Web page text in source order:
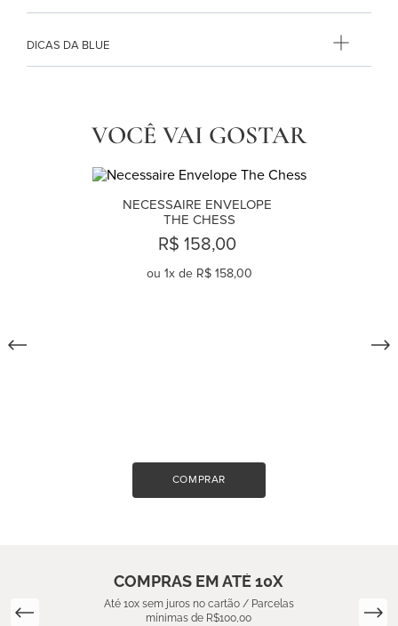
DICAS DA BLUE
VOCÊ VAI GOSTAR
NECESSAIRE ENVELOPE
THE CHESS
R$ 158,00
ou 1x de R$ 158,00
COMPRAR
COMPRAS EM ATÉ 10X
Até 10x sem juros no cartão / Parcelas
mínimas de R$100,00